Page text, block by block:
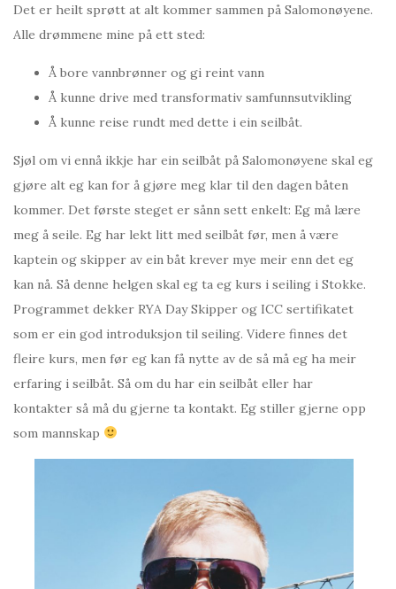
Det er heilt sprøtt at alt kommer sammen på Salomonøyene.
Alle drømmene mine på ett sted:
Å bore vannbrønner og gi reint vann
Å kunne drive med transformativ samfunnsutvikling
Å kunne reise rundt med dette i ein seilbåt.
Sjøl om vi ennå ikkje har ein seilbåt på Salomonøyene skal eg
gjøre alt eg kan for å gjøre meg klar til den dagen båten
kommer. Det første steget er sånn sett enkelt: Eg må lære
meg å seile. Eg har lekt litt med seilbåt før, men å være
kaptein og skipper av ein båt krever mye meir enn det eg
kan nå. Så denne helgen skal eg ta eg kurs i seiling i Stokke.
Programmet dekker RYA Day Skipper og ICC sertifikatet
som er ein god introduksjon til seiling. Videre finnes det
fleire kurs, men før eg kan få nytte av de så må eg ha meir
erfaring i seilbåt. Så om du har ein seilbåt eller har
kontakter så må du gjerne ta kontakt. Eg stiller gjerne opp
som mannskap